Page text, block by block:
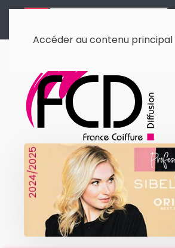
Accéder au contenu principal